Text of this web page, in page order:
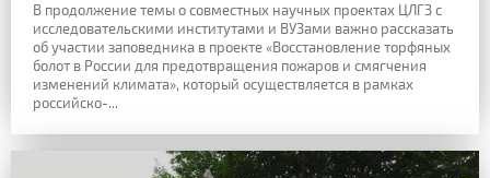
В продолжение темы о совместных научных проектах ЦЛГЗ с
исследовательскими институтами и ВУЗами важно рассказать
об участии заповедника в проекте «Восстановление торфяных
болот в России для предотвращения пожаров и смягчения
изменений климата», который осуществляется в рамках
российско-...